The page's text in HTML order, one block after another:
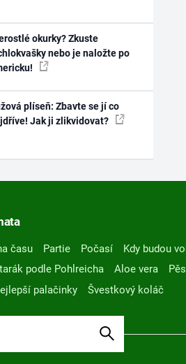
okurky? Zkuste
nebo je naložte po
plíseň: Zbavte se jí co
Jak ji zlikvidovat?
času Partie Počasí Kdy budou
podle Pohlreicha Aloe vera
palačinky Švestkový koláč